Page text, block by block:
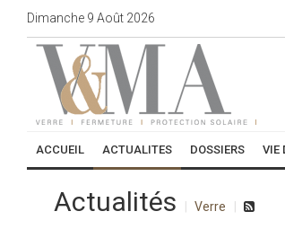
Dimanche 9 Août 2026
ACCUEIL ACTUALITES DOSSIERS VIE
Actualités Verre